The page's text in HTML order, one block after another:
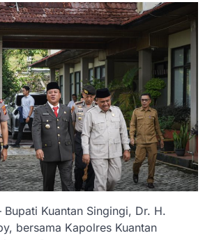
Kuantan Singingi, Dr. H.
bersama Kapolres Kuantan